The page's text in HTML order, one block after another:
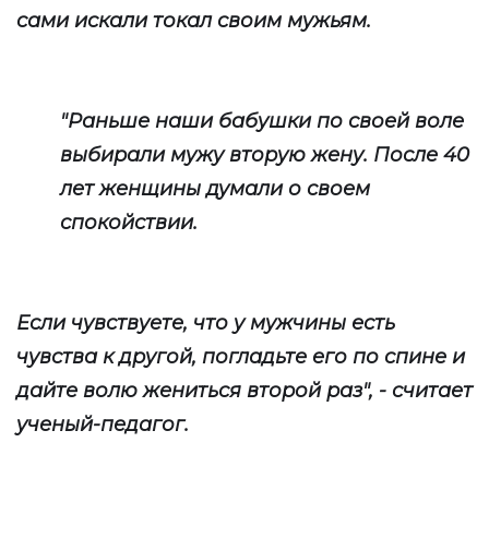
сами искали токал своим мужьям.
"Раньше наши бабушки по своей воле
выбирали мужу вторую жену. После 40
лет женщины думали о своем
спокойствии.
Если чувствуете, что у мужчины есть
чувства к другой, погладьте его по спине и
дайте волю жениться второй раз", - считает
ученый-педагог.